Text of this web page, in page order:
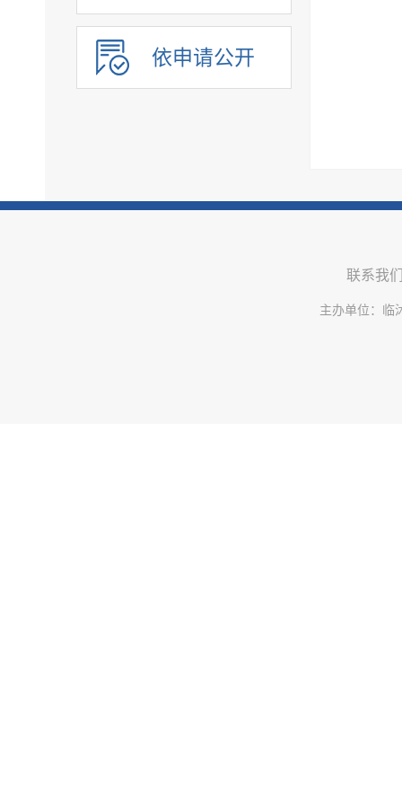
人事信息
建议提案办理
政务公开保障机制
依申请公开
联系我
主办单位：临